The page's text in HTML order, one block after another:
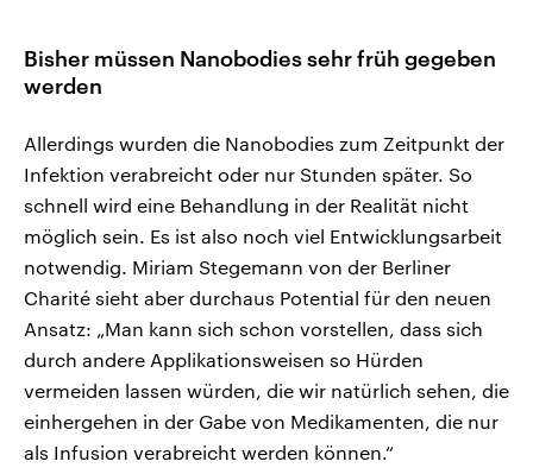
Bisher müssen Nanobodies sehr früh gegeben
werden
Allerdings wurden die Nanobodies zum Zeitpunkt der
Infektion verabreicht oder nur Stunden später. So
schnell wird eine Behandlung in der Realität nicht
möglich sein. Es ist also noch viel Entwicklungsarbeit
notwendig. Miriam Stegemann von der Berliner
Charité sieht aber durchaus Potential für den neuen
Ansatz: „Man kann sich schon vorstellen, dass sich
durch andere Applikationsweisen so Hürden
vermeiden lassen würden, die wir natürlich sehen, die
einhergehen in der Gabe von Medikamenten, die nur
als Infusion verabreicht werden können.“